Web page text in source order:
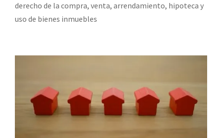
derecho de la compra, venta, arrendamiento, hipoteca y
uso de bienes inmuebles